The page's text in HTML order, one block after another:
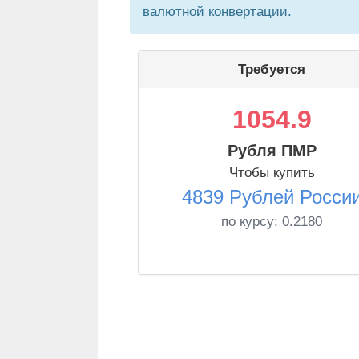
валютной конвертации.
Требуется
1054.9
Рубля ПМР
Чтобы купить
4839 Рублей
по курсу: 0.2180